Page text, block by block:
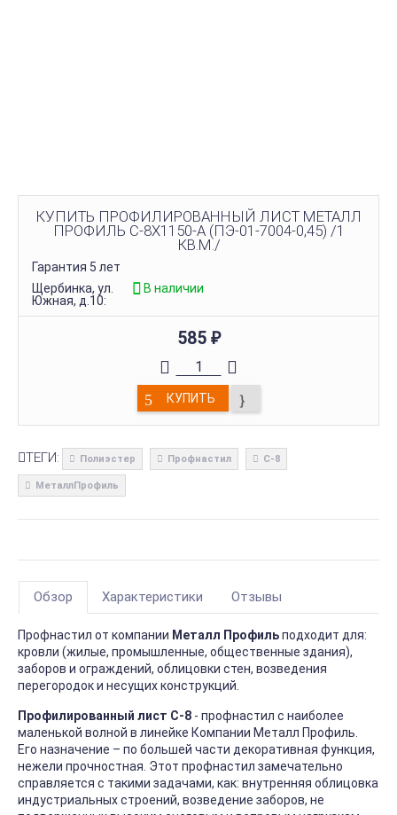
КУПИТЬ ПРОФИЛИРОВАННЫЙ ЛИСТ МЕТАЛЛ
ПРОФИЛЬ С-8Х1150-A (ПЭ-01-7004-0,45) /1
КВ.М./
Гарантия 5 лет
Щербинка, ул.
Южная, д.10:
В наличии
585 ₽
КУПИТЬ
ТЕГИ: Полиэстер Профнастил С-8
МеталлПрофиль
Обзор Характеристики Отзывы
Профнастил от компании Металл Профильподходит для:
кровли (жилые, промышленные, общественные здания),
заборов и ограждений, облицовки стен, возведения
перегородок и несущих конструкций.
Профилированный лист С-8 - профнастил с наиболее
маленькой волной в линейке Компании Металл Профиль.
Его назначение – по большей части декоративная функция,
нежели прочностная. Этот профнастил замечательно
справляется с такими задачами, как: внутренняя облицовка
индустриальных строений, возведение заборов, не